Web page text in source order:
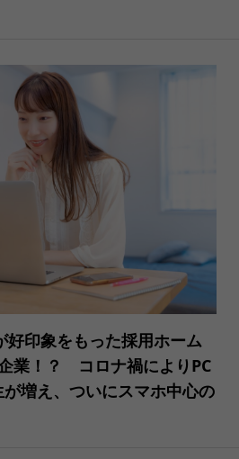
好印象をもった採用ホーム
業！？ コロナ禍によりPC
増え、ついにスマホ中心の